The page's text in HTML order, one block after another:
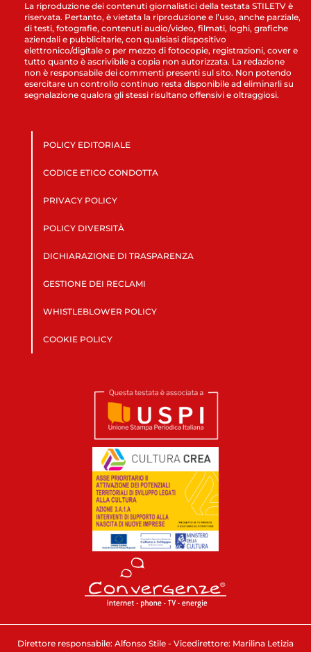
La riproduzione dei contenuti giornalistici della testata STILETV è
riservata. Pertanto, è vietata la riproduzione e l’uso, anche parziale,
di testi, fotografie, contenuti audio/video, filmati, loghi, grafiche
aziendali e pubblicitarie, con qualsiasi dispositivo
elettronico/digitale o per mezzo di fotocopie, registrazioni, cover e
tutto quanto è ascrivibile a copia non autorizzata. La redazione
non è responsabile dei commenti presenti sul sito. Non potendo
esercitare un controllo continuo resta disponibile ad eliminarli su
segnalazione qualora gli stessi risultano offensivi e oltraggiosi.
POLICY EDITORIALE
CODICE ETICO CONDOTTA
PRIVACY POLICY
POLICY DIVERSITÀ
DICHIARAZIONE DI TRASPARENZA
GESTIONE DEI RECLAMI
WHISTLEBLOWER POLICY
COOKIE POLICY
Direttore responsabile: Alfonso Stile - Vicedirettore: Marilina Letizia